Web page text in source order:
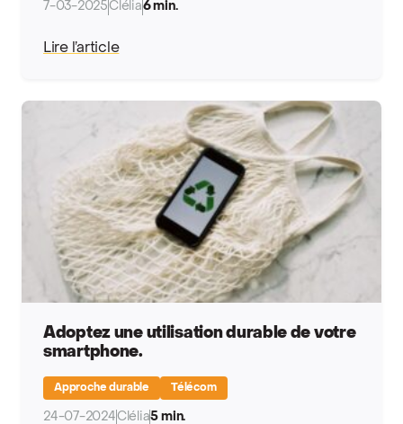
7-03-2025Clélia6 min.
Lire l’article
Adoptez une utilisation durable de votre
smartphone.
Approche durable Télécom
24-07-2024Clélia5 min.